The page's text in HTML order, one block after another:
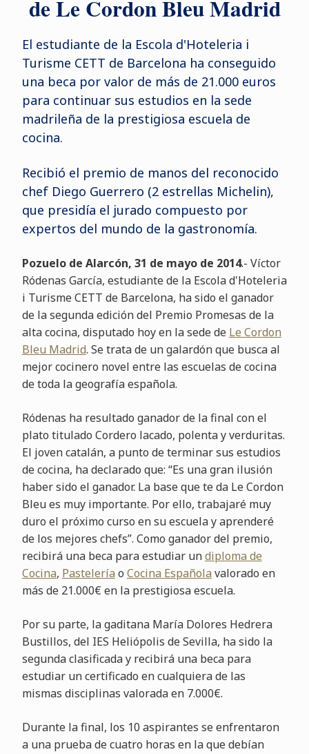
de Le Cordon Bleu Madrid
El estudiante de la Escola d'Hoteleria i
Turisme CETT de Barcelona ha conseguido
una beca por valor de más de 21.000 euros
para continuar sus estudios en la sede
madrileña de la prestigiosa escuela de
cocina.
Recibió el premio de manos del reconocido
chef Diego Guerrero (2 estrellas Michelin),
que presidía el jurado compuesto por
expertos del mundo de la gastronomía.
Pozuelo de Alarcón, 31 de mayo de 2014.- Víctor
Ródenas García, estudiante de la Escola d'Hoteleria
i Turisme CETT de Barcelona, ha sido el ganador
de la segunda edición del Premio Promesas de la
alta cocina, disputado hoy en la sede de Le Cordon
Bleu Madrid. Se trata de un galardón que busca al
mejor cocinero novel entre las escuelas de cocina
de toda la geografía española.
Ródenas ha resultado ganador de la final con el
plato titulado Cordero lacado, polenta y verduritas.
El joven catalán, a punto de terminar sus estudios
de cocina, ha declarado que: “Es una gran ilusión
haber sido el ganador. La base que te da Le Cordon
Bleu es muy importante. Por ello, trabajaré muy
duro el próximo curso en su escuela y aprenderé
de los mejores chefs”. Como ganador del premio,
recibirá una beca para estudiar undiploma de
Cocina, Pastelería o Cocina Española valorado en
más de 21.000€ en la prestigiosa escuela.
Por su parte, la gaditana María Dolores Hedrera
Bustillos, del IES Heliópolis de Sevilla, ha sido la
segunda clasificada y recibirá una beca para
estudiar un certificado en cualquiera de las
mismas disciplinas valorada en 7.000€.
Durante la final, los 10 aspirantes se enfrentaron
a una prueba de cuatro horas en la que debían